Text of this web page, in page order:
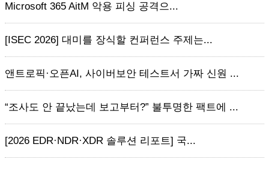
Microsoft 365 AitM 악용 피싱 공격으...
[ISEC 2026] 대미를 장식할 컨퍼런스 주제는...
앤트로픽·오픈AI, 사이버보안 테스트서 가짜 신원 ...
“조사도 안 끝났는데 보고부터?” 불투명한 팩트에 ...
[2026 EDR·NDR·XDR 솔루션 리포트] 국...